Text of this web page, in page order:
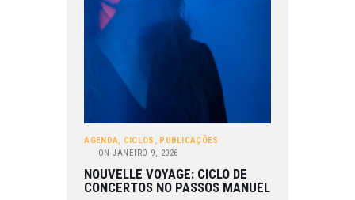
AGENDA, CICLOS , PUBLICAÇÕES
ON JANEIRO 9, 2026
NOUVELLE VOYAGE: CICLO DE
CONCERTOS NO PASSOS MANUEL